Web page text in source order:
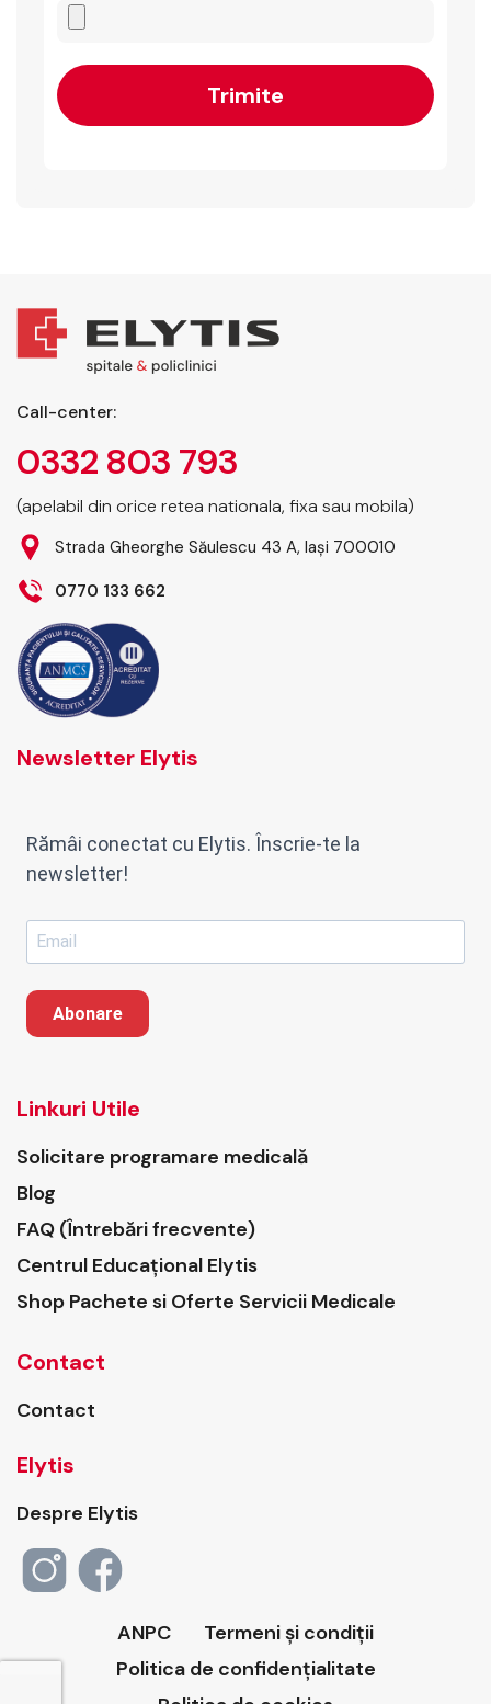
Call-center:
0332 803 793
(apelabil din orice retea nationala, fixa sau mobila)
Strada Gheorghe Săulescu 43 A, Iași 700010
0770 133 662
Newsletter Elytis
Rămâi conectat cu Elytis. Înscrie-te la
newsletter!
Abonare
Linkuri Utile
Solicitare programare medicală
Blog
FAQ (Întrebări frecvente)
Centrul Educațional Elytis
Shop Pachete si Oferte Servicii Medicale
Contact
Contact
Elytis
Despre Elytis
ANPC
Termeni și condiții
Politica de confidențialitate